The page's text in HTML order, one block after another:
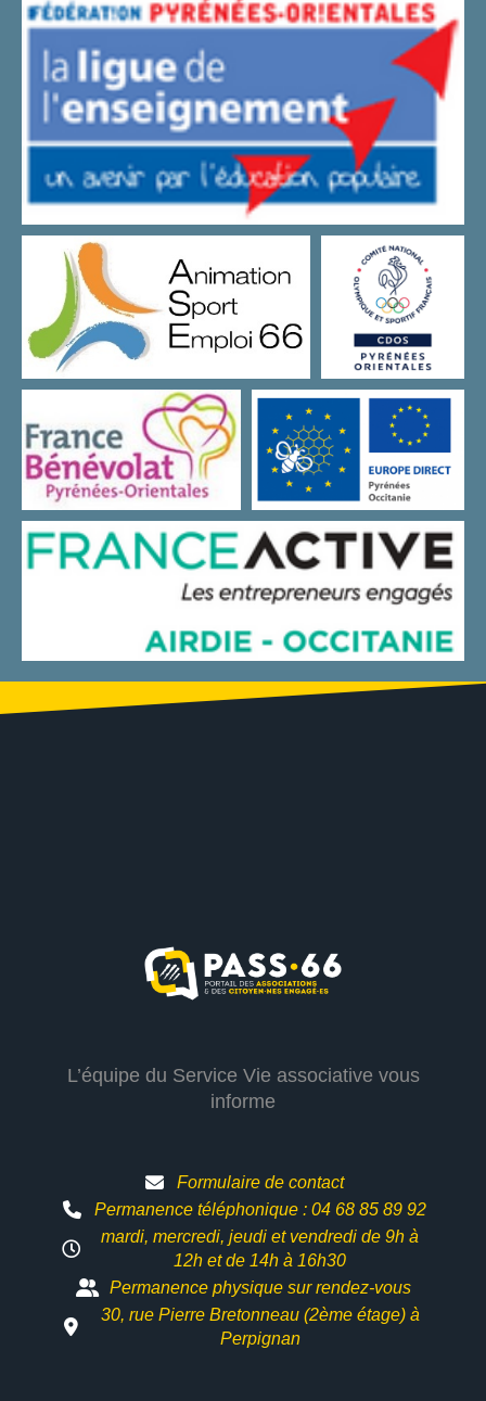
L’équipe du Service Vie associative vous
informe
Formulaire de contact
Permanence téléphonique : 04 68 85 89 92
mardi, mercredi, jeudi et vendredi de 9h à
12h etde 14h à 16h30
Permanence physique sur rendez-vous
30, rue Pierre Bretonneau (2ème étage) à
Perpignan